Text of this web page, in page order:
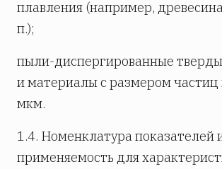
плавления (например,
п.);
пыли-диспергированные
и материалы с размером
мкм.
1.4. Номенклатура показателей
применяемость для